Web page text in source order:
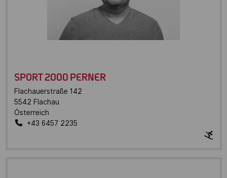
SPORT 2000 PERNER
Flachauerstraße 142
5542 Flachau
Österreich
+43 6457 2235